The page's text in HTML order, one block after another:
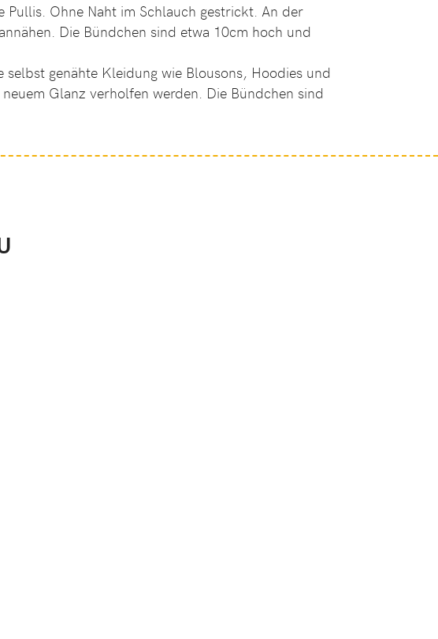
Ohne Naht im Schlauch gestrickt. An der
Die Bündchen sind etwa 10cm hoch und
genähte Kleidung wie Blousons, Hoodies und
Glanz verholfen werden. Die Bündchen sind